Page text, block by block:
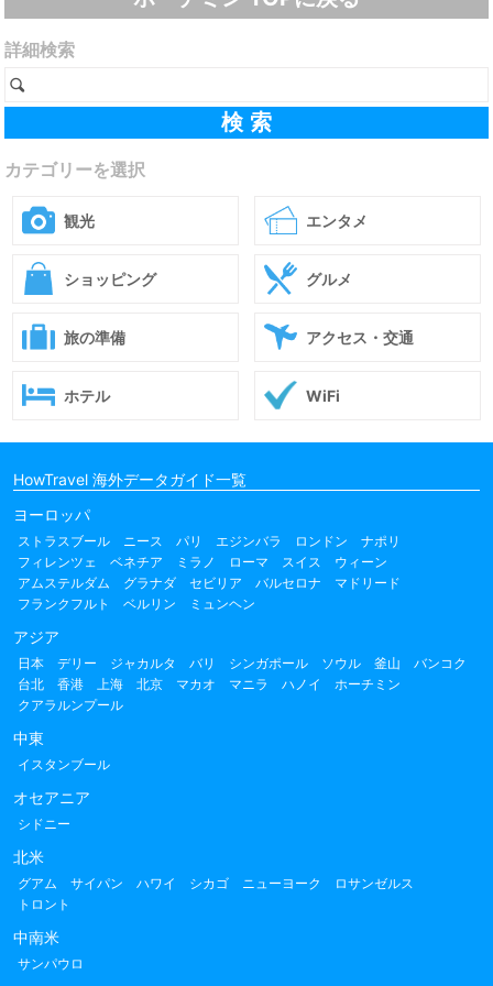
詳細検索
カテゴリーを選択
観光 エンタメ
ショッピング グルメ
旅の準備 アクセス・交通
ホテル WiFi
HowTravel 海外データガイド一覧
ヨーロッパ
ストラスブール ニース パリ エジンバラ ロンドン
ナポリ
フィレンツェ
ベネチア ミラノ ローマ スイス
ウィーン
アムステルダム
グラナダ セビリア バルセロナ
マドリード
フランクフルト
ベルリン ミュンヘン
アジア
日本 デリー ジャカルタ バリ シンガポール ソウル 釜山
バンコク
台北
香港 上海 北京 マカオ マニラ ハノイ
ホーチミン
クアラルンプール
中東
イスタンブール
オセアニア
シドニー
北米
グアム サイパン ハワイ シカゴ ニューヨーク
ロサンゼルス
トロント
中南米
サンパウロ